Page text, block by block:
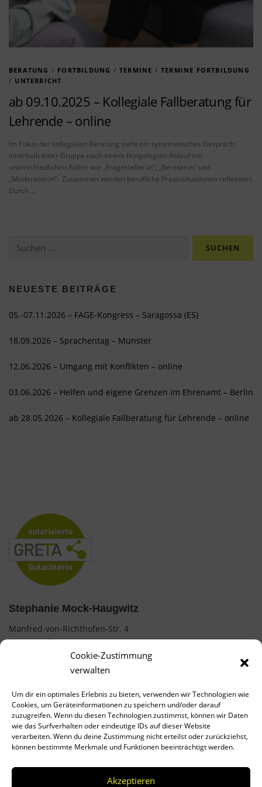
Cookie-Zustimmung
verwalten
Um dir ein optimales Erlebnis zu bieten, verwenden wir Technologien wie
Cookies, um Geräteinformationen zu speichern und/oder darauf
zuzugreifen. Wenn du diesen Technologien zustimmst, können wir Daten
wie das Surfverhalten oder eindeutige IDs auf dieser Website
verarbeiten. Wenn du deine Zustimmung nicht erteilst oder zurückziehst,
können bestimmte Merkmale und Funktionen beeinträchtigt werden.
Akzeptieren
BERATUNG / FORTBILDUNG /TERMINE /TERMINE FORTBILDUNG
/ UNTERRICHT
ab 09.10.2025 – Kollegiale Fallberatung für
Lehrende – online
Im Fokus der kollegialen Beratung steht ein systematisches Gespräch
innerhalb einer Gruppe nach einem festgelegten Ablauf mit
unterschiedlichen Rollen wie „Fragesteller:in“, „Berater:in“ und
„Moderator:in“. Zusammen werden berufliche Praxissituationen reflektiert.
Durch …
NEUESTE BEITRÄGE
05.-07.11.2026 – FAGE-Kongress – Saragossa (ES)
18.09.2026 – Sprachentag – Münster
12.06.2026 – Umgang mit Konflikten – online
03.06.2026 – Helfen und eigene Grenzen im Ehrenamt – Berlin
ab 28.05.2026 – Kollegiale Fallberatung für Lehrende – online
Stephanie Mock-Haugwitz
Manfred-von-Richthofen-Str. 4
12101 Berlin
mock.stephanie@web.de
AGB
Impressum
Datenschutz
Cookies